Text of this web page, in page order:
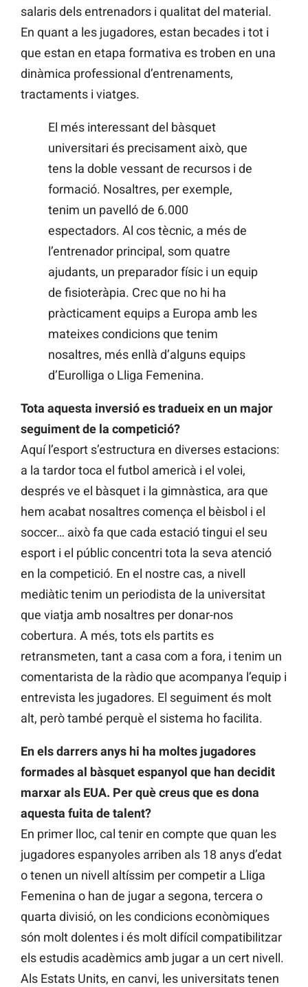
salaris dels entrenadors i qualitat del material.
En quant a les jugadores, estan becades i tot i
que estan en etapa formativa es troben en una
dinàmica professional d’entrenaments,
tractaments i viatges.
El més interessant del bàsquet
universitari és precisament això, que
tens la doble vessant de recursos i de
formació. Nosaltres, per exemple,
tenim un pavelló de 6.000
espectadors. Al cos tècnic, a més de
l’entrenador principal, som quatre
ajudants, un preparador físic i un equip
de fisioteràpia. Crec que no hi ha
pràcticament equips a Europa amb les
mateixes condicions que tenim
nosaltres, més enllà d’alguns equips
d’Eurolliga o Lliga Femenina.
Tota aquesta inversió es tradueix en un major
seguiment de la competició?
Aquí l’esport s’estructura en diverses estacions:
a la tardor toca el futbol americà i el volei,
després ve el bàsquet i la gimnàstica, ara que
hem acabat nosaltres comença el bèisbol i el
soccer… això fa que cada estació tingui el seu
esport i el públic concentri tota la seva atenció
en la competició. En el nostre cas, a nivell
mediàtic tenim un periodista de la universitat
que viatja amb nosaltres per donar-nos
cobertura. A més, tots els partits es
retransmeten, tant a casa com a fora, i tenim un
comentarista de la ràdio que acompanya l’equip i
entrevista les jugadores. El seguiment és molt
alt, però també perquè el sistema ho facilita.
En els darrers anys hi ha moltes jugadores
formades al bàsquet espanyol que han decidit
marxar als EUA. Per què creus que es dona
aquesta fuita de talent?
En primer lloc, cal tenir en compte que quan les
jugadores espanyoles arriben als 18 anys d’edat
o tenen un nivell altíssim per competir a Lliga
Femenina o han de jugar a segona, tercera o
quarta divisió, on les condicions econòmiques
són molt dolentes i és molt difícil compatibilitzar
els estudis acadèmics amb jugar a un cert nivell.
Als Estats Units, en canvi, les universitats tenen